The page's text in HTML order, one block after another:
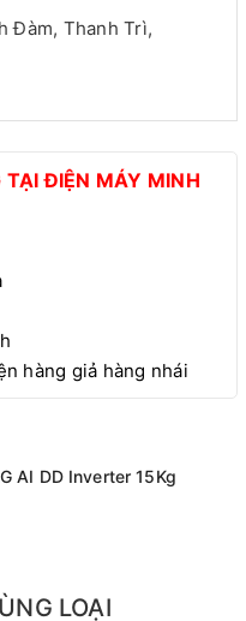
Đàm, Thanh Trì,
ĐIỆN MÁY MINH
hàng giả hàng nhái
AI DD Inverter 15Kg
LOẠI